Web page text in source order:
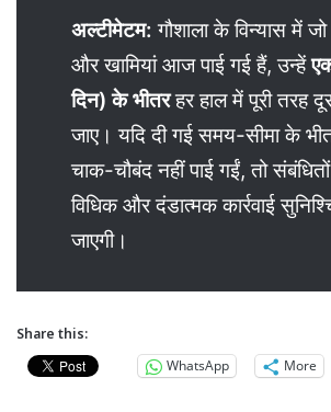
अल्टीमेटम: गौशाला के विन्यास में
और खामियां आज पाई गई हैं, उन्हें
दिन) के भीतरहर हाल में पूरी तरह
जाए। यदि दी गई समय-सीमा के
चाक-चौबंद नहीं पाई गईं, तो
विधिक और दंडात्मक कार्रवाई
जाएगी।
Share this:
WhatsApp
More